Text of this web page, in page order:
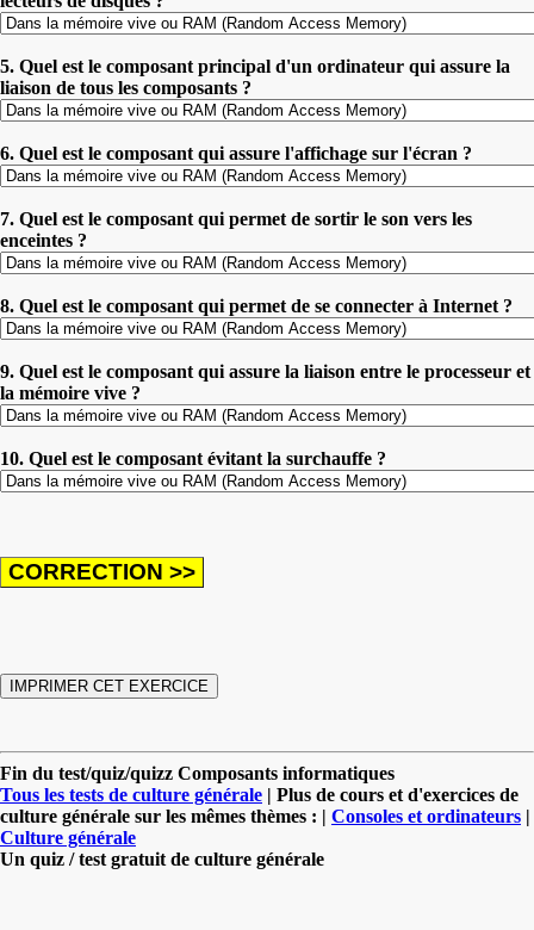
5. Quel est le composant principal d'un ordinateur qui assure la
liaison de tous les composants ?
6. Quel est le composant qui assure l'affichage sur l'écran ?
7. Quel est le composant qui permet de sortir le son vers les
enceintes ?
8. Quel est le composant qui permet de se connecter à Internet ?
9. Quel est le composant qui assure la liaison entre le processeur et
la mémoire vive ?
10. Quel est le composant évitant la surchauffe ?
Fin du test/quiz/quizz Composants informatiques
Tous les tests de culture générale | Plus de cours et d'exercices de
culture générale sur les mêmes thèmes : | Consoles et ordinateurs |
Culture générale
Un quiz / test gratuit de culture générale